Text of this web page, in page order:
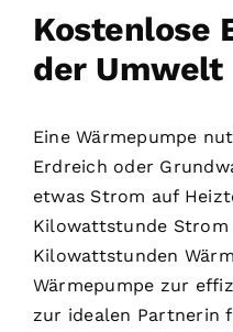
Kostenlose
der Umwelt
Eine Wärmepumpe
Erdreich oder
etwas Strom auf
Kilowattstunde
Kilowattstunden
Wärmepumpe zur
zur idealen Partnerin